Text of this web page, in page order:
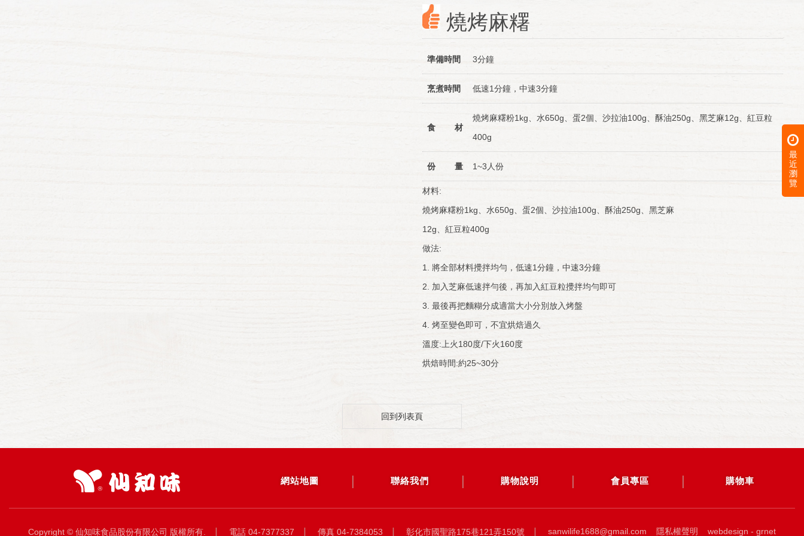
燒烤麻糬
準備時間 3分鐘
烹煮時間 低速1分鐘，中速3分鐘
食 材
燒烤麻糬粉1kg、水650g、蛋2個、沙拉油100g、酥油250g、黑芝麻12g、紅豆粒
400g
份 量 1~3人份
材料:
燒烤麻糬粉1kg、水650g、蛋2個、沙拉油100g、酥油250g、黑芝麻
12g、紅豆粒400g
做法:
1. 將全部材料攪拌均勻，低速1分鐘，中速3分鐘
2. 加入芝麻低速拌勻後，再加入紅豆粒攪拌均勻即可
3. 最後再把麵糊分成適當大小分別放入烤盤
4. 烤至變色即可，不宜烘焙過久
溫度:上火180度/下火160度
烘焙時間:約25~30分
回到列表頁
最
近
瀏
覽
網站地圖 聯絡我們 購物說明 會員專區 購物車
Copyright © 仙知味食品股份有限公司 版權所有. 電話 04-7377337 傳真 04-7384053 彰化市國聖路175巷121弄150號 sanwilife1688@gmail.com 隱私權聲明 webdesign - grnet